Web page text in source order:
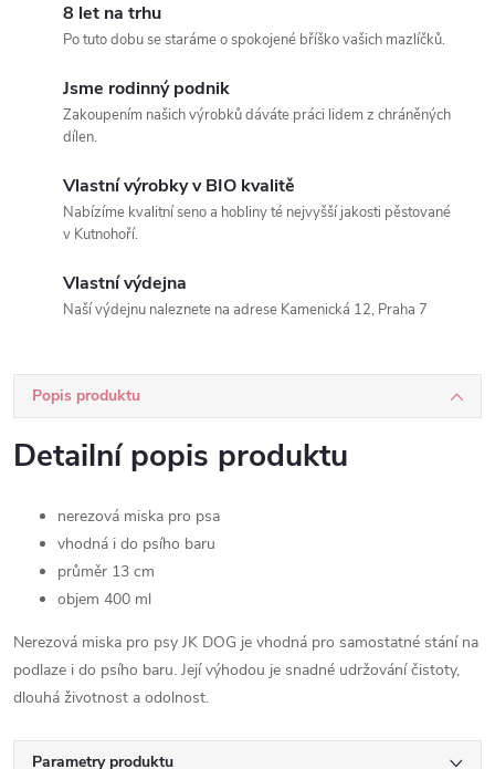
8 let na trhu
Po tuto dobu se staráme o spokojené bříško vašich mazlíčků.
Jsme rodinný podnik
Zakoupením našich výrobků dáváte práci lidem z chráněných
dílen.
Vlastní výrobky v BIO kvalitě
Nabízíme kvalitní seno a hobliny té nejvyšší jakosti pěstované
v Kutnohoří.
Vlastní výdejna
Naší výdejnu naleznete na adrese Kamenická 12, Praha 7
Popis produktu
Detailní popis produktu
nerezová miska pro psa
vhodná i do psího baru
průměr 13 cm
objem 400 ml
Nerezová miska pro psy JK DOG je vhodná pro samostatné stání na
podlaze i do psího baru. Její výhodou je snadné udržování čistoty,
dlouhá životnost a odolnost.
Parametry produktu